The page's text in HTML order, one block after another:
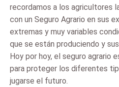
recordamos a los agricultores
con un Seguro Agrario en sus
extremas y muy variables
que se están produciendo y
Hoy por hoy, el seguro agrario
para proteger los diferentes
jugarse el futuro.